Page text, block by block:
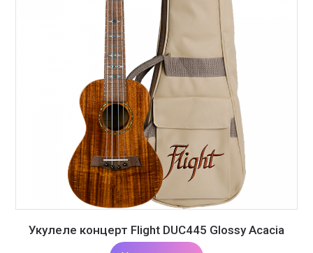
Укулеле концерт Flight DUC445 Glossy Acacia